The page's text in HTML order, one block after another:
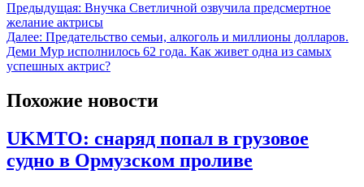
Предыдущая: Внучка Светличной озвучила предсмертное
желание актрисы
Далее: Предательство семьи, алкоголь и миллионы долларов.
Деми Мур исполнилось 62 года. Как живет одна из самых
успешных актрис?
Похожие новости
UKMTO: снаряд попал в грузовое
судно в Ормузском проливе